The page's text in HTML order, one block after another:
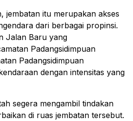
jembatan itu merupakan akses
dari berbagai propinsi.
Jalan Baru yang
Padangsidimpuan
Padangsidimpuan
dengan intensitas yang
segera mengambil tindakan
di ruas jembatan tersebut.